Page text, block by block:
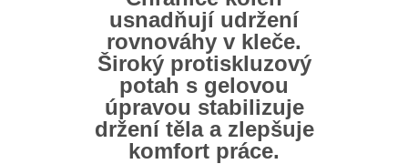
usnadňují udržení
rovnováhy v kleče.
Široký protiskluzový
potah s gelovou
úpravou stabilizuje
držení těla a zlepšuje
komfort práce.